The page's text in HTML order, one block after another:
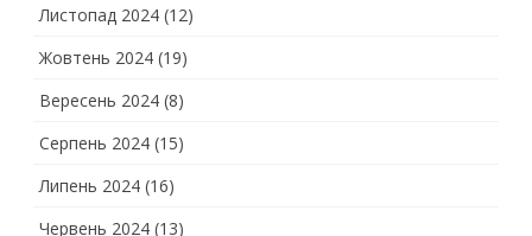
Листопад 2024 (12)
Жовтень 2024 (19)
Вересень 2024 (8)
Серпень 2024 (15)
Липень 2024 (16)
Червень 2024 (13)